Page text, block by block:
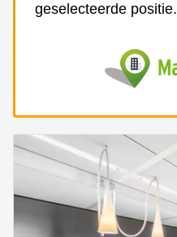
geselecteerde positie.